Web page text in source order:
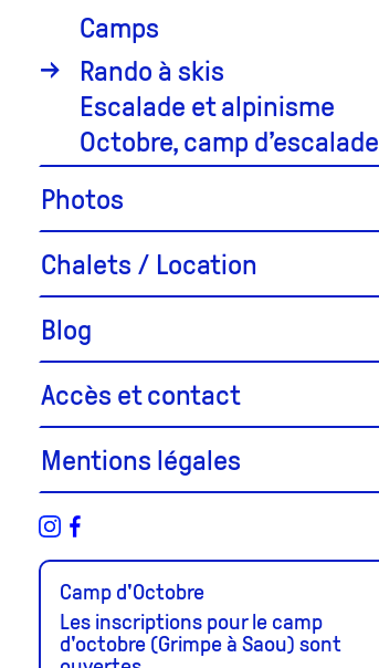
Camps
Rando à skis
Escalade et alpinisme
Octobre, camp d’escalade
Photos
Chalets / Location
Blog
Accès et contact
Mentions légales
Camp d'Octobre
Les inscriptions pour le camp
d'octobre (Grimpe à Saou) sont